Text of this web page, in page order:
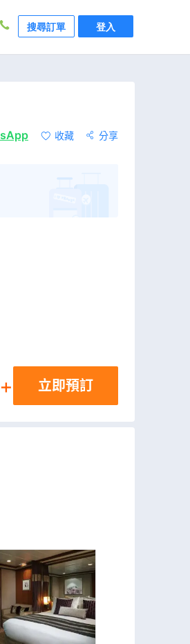
搜尋訂單 登入
收藏
分享
+ 立即預訂